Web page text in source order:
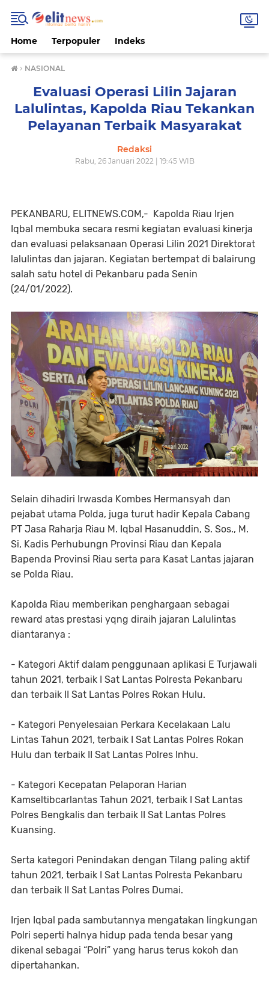
Home Terpopuler Indeks
› NASIONAL
Evaluasi Operasi Lilin Jajaran
Lalulintas, Kapolda Riau Tekankan
Pelayanan Terbaik Masyarakat
Redaksi
Rabu, 26 Januari 2022 | 19:45 WIB
PEKANBARU, ELITNEWS.COM,- Kapolda Riau Irjen
Iqbal membuka secara resmi kegiatan evaluasi kinerja
dan evaluasi pelaksanaan Operasi Lilin 2021 Direktorat
lalulintas dan jajaran. Kegiatan bertempat di balairung
salah satu hotel di Pekanbaru pada Senin
(24/01/2022).
Selain dihadiri Irwasda Kombes Hermansyah dan
pejabat utama Polda, juga turut hadir Kepala Cabang
PT Jasa Raharja Riau M. Iqbal Hasanuddin, S. Sos., M.
Si, Kadis Perhubungn Provinsi Riau dan Kepala
Bapenda Provinsi Riau serta para Kasat Lantas jajaran
se Polda Riau.
Kapolda Riau memberikan penghargaan sebagai
reward atas prestasi yqng diraih jajaran Lalulintas
diantaranya :
- Kategori Aktif dalam penggunaan aplikasi E Turjawali
tahun 2021, terbaik I Sat Lantas Polresta Pekanbaru
dan terbaik II Sat Lantas Polres Rokan Hulu.
- Kategori Penyelesaian Perkara Kecelakaan Lalu
Lintas Tahun 2021, terbaik I Sat Lantas Polres Rokan
Hulu dan terbaik II Sat Lantas Polres Inhu.
- Kategori Kecepatan Pelaporan Harian
Kamseltibcarlantas Tahun 2021, terbaik I Sat Lantas
Polres Bengkalis dan terbaik II Sat Lantas Polres
Kuansing.
Serta kategori Penindakan dengan Tilang paling aktif
tahun 2021, terbaik I Sat Lantas Polresta Pekanbaru
dan terbaik II Sat Lantas Polres Dumai.
Irjen Iqbal pada sambutannya mengatakan lingkungan
Polri seperti halnya hidup pada tenda besar yang
dikenal sebagai “Polri” yang harus terus kokoh dan
dipertahankan.